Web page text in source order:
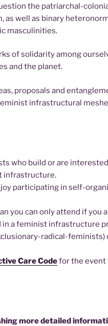
the patriarchal-
as well as binary
masculinities.
of solidarity among
and the planet.
proposals and
infrastructural
who build or are
infrastructure.
participating in self-
you can only attend if you
in a feminist infrastructure
radical-feminists)
Care Codefor the event
more detailed